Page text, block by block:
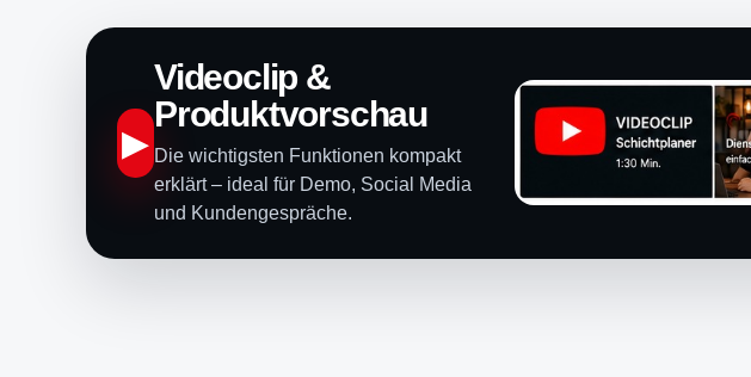
▶
Videoclip &
Produktvorschau
Die wichtigsten Funktionen kompakt
erklärt – ideal für Demo, Social Media
und Kundengespräche.